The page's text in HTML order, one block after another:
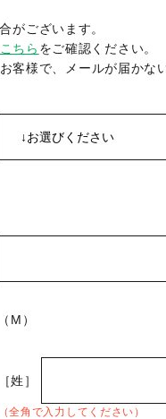
がございます。
こちら をご確認ください。
客様で、メールが届かな
（M）
［姓］
（全角で入力してください）